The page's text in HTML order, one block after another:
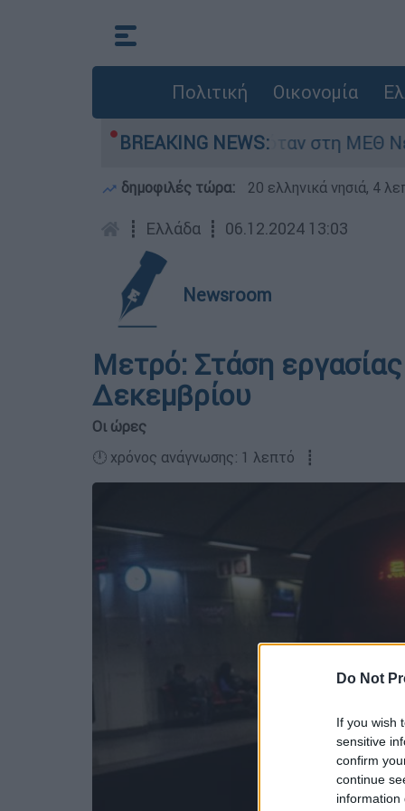
Do Not
If you wish
sensitive
confirm
continue
information
Πολιτική Οικονομία
BREAKING NEWS:
8 ημερών - Νοσηλευόταν στη ΜΕΘ Νεογνών
δημοφιλές τώρα: 20 ελληνικά νησιά, 4
┋ Ελλάδα ┋ 06.12.2024 13:03
Newsroom
Μετρό: Στάση
Δεκεμβρίου
Οι ώρες
🕛 χρόνος ανάγνωσης: 1 λεπτό ┋